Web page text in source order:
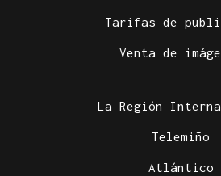
Tarifas de
Venta de
La Región
Telemiño
Atlántico